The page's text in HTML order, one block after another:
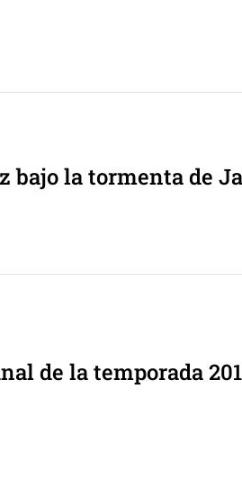
bajo la tormenta de
de la temporada